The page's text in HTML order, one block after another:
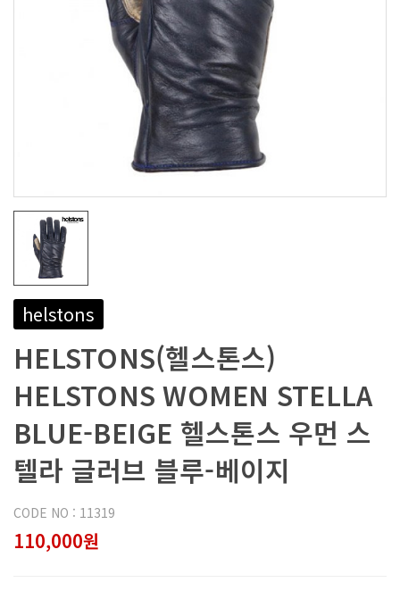
helstons
HELSTONS(헬스톤스)
HELSTONS WOMEN STELLA
BLUE-BEIGE 헬스톤스 우먼 스
텔라 글러브 블루-베이지
CODE NO : 11319
110,000원